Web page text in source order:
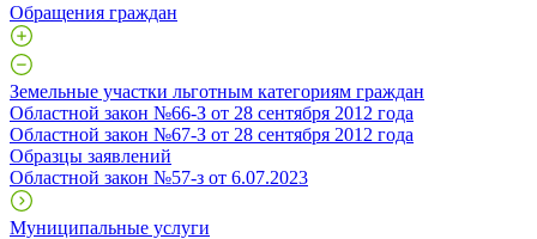
Обращения граждан
Земельные участки льготным категориям граждан
Областной закон №66-З от 28 сентября 2012 года
Областной закон №67-З от 28 сентября 2012 года
Образцы заявлений
Областной закон №57-з от 6.07.2023
Муниципальные услуги